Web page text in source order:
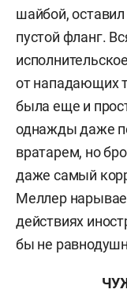
шайбой,
пустой фланг.
от нападающих
была еще и
однажды даже
вратарем, но
даже самый
Меллер
действиях
бы не